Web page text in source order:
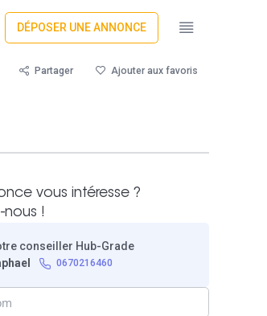
DÉPOSER UNE ANNONCE
Partager Ajouter aux favoris
vous intéresse ?
!
conseiller Hub-Grade
0670216460